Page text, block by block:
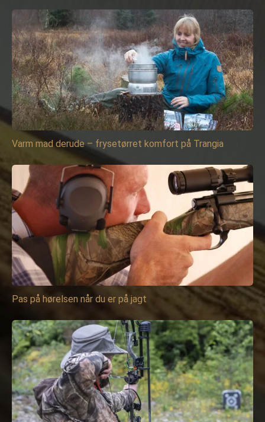
Varm mad derude – frysetørret komfort på Trangia
Pas på hørelsen når du er på jagt